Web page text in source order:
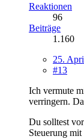
Reaktionen
96
Beiträge
1.160
25.
#13
Ich vermute
verringern.
Du solltest
Steuerung mit